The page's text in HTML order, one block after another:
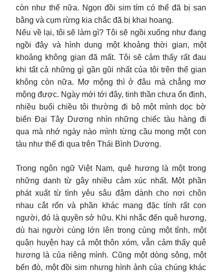
còn như thế nữa. Ngọn đồi sim tím có thể đã bị san
bằng và cụm rừng kia chắc đã bị khai hoang.
Nếu về lại, tôi sẽ làm gì? Tôi sẽ ngồi xuống như đang
ngồi đây và hình dung một khoảng thời gian, một
khoảng không gian đã mất. Tôi sẽ cảm thấy rất đau
khi tất cả những gì gần gũi nhất của tôi trên thế gian
không còn nữa. Mơ mộng thì ở đâu mà chẳng mơ
mộng được. Ngày mới tới đây, tinh thần chưa ổn định,
nhiều buổi chiều tôi thường đi bộ một mình dọc bờ
biển Đại Tây Dương nhìn những chiếc tàu hàng đi
qua mà nhớ ngày nào mình từng cầu mong một con
tàu như thế đi qua trên Thái Bình Dương.
Trong ngôn ngữ Việt Nam, quê hương là một trong
những danh từ gây nhiều cảm xúc nhất. Một phần
phát xuất từ tình yêu sâu đậm dành cho nơi chôn
nhau cắt rốn và phần khác mang đặc tính rất con
người, đó là quyền sở hữu. Khi nhắc đến quê hương,
dù hai người cùng lớn lên trong cùng một tỉnh, một
quận huyện hay cả một thôn xóm, vẫn cảm thấy quê
hương là của riêng mình. Cũng một dòng sông, một
bến đò, một đồi sim nhưng hình ảnh của chúng khác